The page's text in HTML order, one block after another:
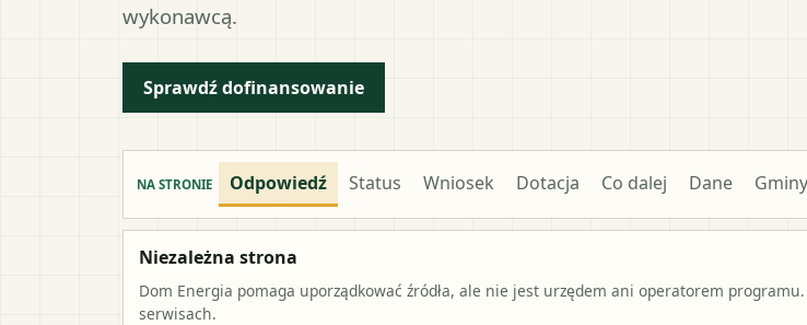
wykonawcą.
Sprawdź dofinansowanie
NA STRONIE Odpowiedź Status Wniosek Dotacja Co dalej Dane
Niezależna strona
Dom Energia pomaga uporządkować źródła, ale nie jest urzędem ani operatorem
serwisach.